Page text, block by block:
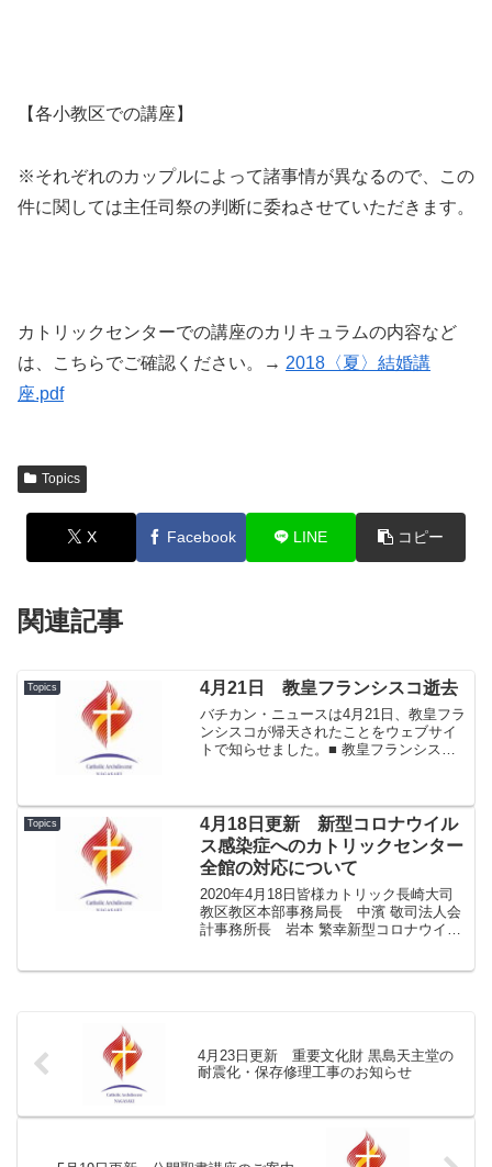
【各小教区での講座】
※それぞれのカップルによって諸事情が異なるので、この
件に関しては主任司祭の判断に委ねさせていただきます。
カトリックセンターでの講座のカリキュラムの内容など
は、こちらでご確認ください。→ 2018〈夏〉結婚講
座.pdf
Topics
X Facebook LINE コピー
関連記事
Topics 4月21日 教皇フランシスコ逝去
バチカン・ニュースは4月21日、教皇フラ
ンシスコが帰天されたことをウェブサイ
トで知らせました。■ 教皇フランシス
スコ逝去（カトリック中央協議会のペー
ジへ）日本カトリック...
Topics
4月18日更新 新型コロナウイル
ス感染症へのカトリックセンター
全館の対応について
2020年4月18日皆様カトリック長崎大司
教区教区本部事務局長 中濱 敬司法人会
計事務所長 岩本 繁幸新型コロナウイル
4月23日更新 重要文化財 黒島天主堂の
耐震化・保存修理工事のお知らせ